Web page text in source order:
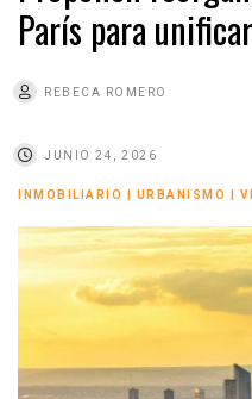
París para
REBECA ROMERO
JUNIO 24, 2026
INMOBILIARIO URBANISMO